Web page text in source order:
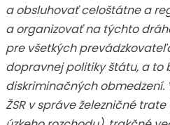
a obsluhovať celoštátne a
a organizovať na týchto
pre všetkých
dopravnej politiky štátu, a to
diskriminačných obmedzení.
ŽSR v správe železničné